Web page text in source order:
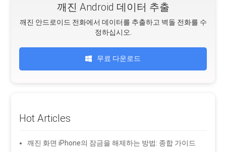
깨진 Android 데이터 추출
깨진 안드로이드 전화에서 데이터를 추출하고 벽돌 전화를 수
정하십시오.
무료 다운로드
Hot Articles
깨진 화면 iPhone의 잠금을 해제하는 방법: 종합 가이드